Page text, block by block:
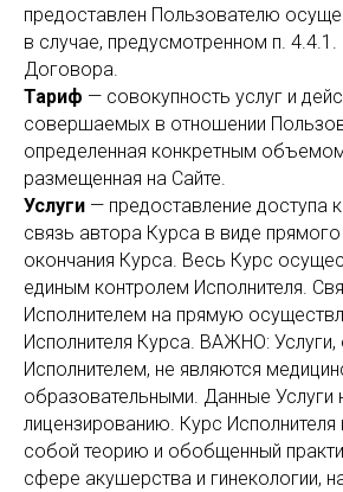
предоставлен Пользователю
в случае, предусмотренном п.
Договора.
Тариф — совокупность услуг и
совершаемых в отношении
определенная конкретным
размещенная на Сайте.
Услуги — предоставление доступа
связь автора Курса в виде
окончания Курса. Весь Курс
единым контролем Исполнителя.
Исполнителем на прямую
Исполнителя Курса. ВАЖНО:
Исполнителем, не являются
образовательными. Данные Услуги
лицензированию. Курс Исполнителя
собой теорию и обобщенный
сфере акушерства и гинекологии,